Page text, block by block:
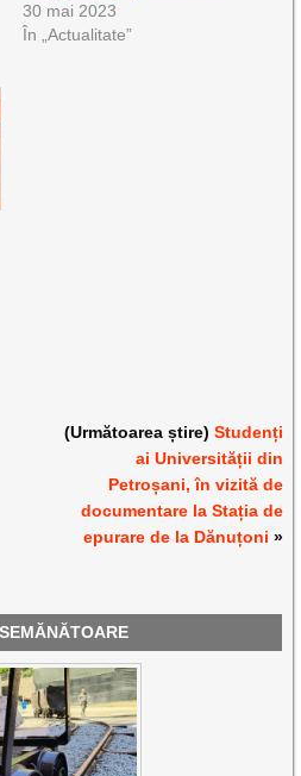
30 mai 2023
În „Actualitate”
(Următoarea știre) Studenți
ai Universității din
Petroșani, în vizită de
documentare la Stația de
epurare de la Dănuțoni »